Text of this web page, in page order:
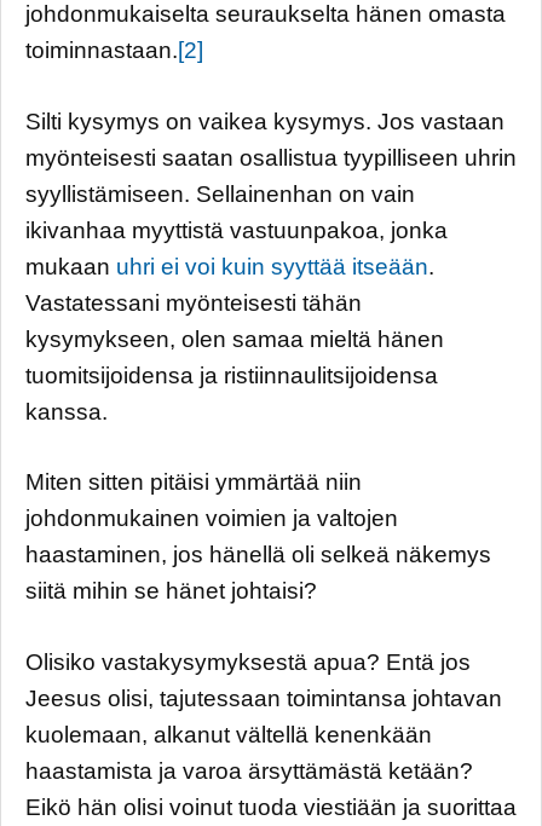
johdonmukaiselta seuraukselta hänen omasta
toiminnastaan.[2]
Silti kysymys on vaikea kysymys. Jos vastaan
myönteisesti saatan osallistua tyypilliseen uhrin
syyllistämiseen. Sellainenhan on vain
ikivanhaa myyttistä vastuunpakoa, jonka
mukaan uhri ei voi kuin syyttää itseään.
Vastatessani myönteisesti tähän
kysymykseen, olen samaa mieltä hänen
tuomitsijoidensa ja ristiinnaulitsijoidensa
kanssa.
Miten sitten pitäisi ymmärtää niin
johdonmukainen voimien ja valtojen
haastaminen, jos hänellä oli selkeä näkemys
siitä mihin se hänet johtaisi?
Olisiko vastakysymyksestä apua? Entä jos
Jeesus olisi, tajutessaan toimintansa johtavan
kuolemaan, alkanut vältellä kenenkään
haastamista ja varoa ärsyttämästä ketään?
Eikö hän olisi voinut tuoda viestiään ja suorittaa